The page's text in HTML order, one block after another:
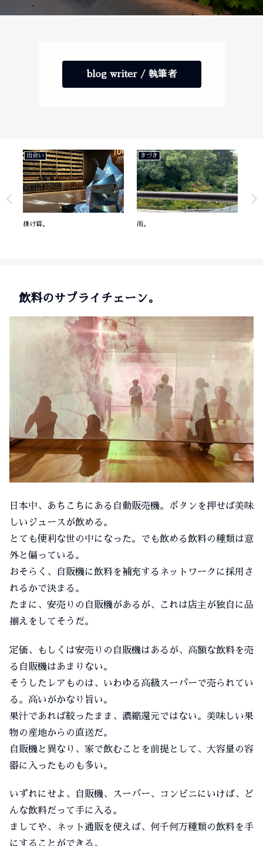
blog writer / 執筆者
出会い
掛け算。
きづき
雨。
飲料のサプライチェーン。
日本中、あちこちにある自動販売機。ボタンを押せば美味
しいジュースが飲める。
とても便利な世の中になった。でも飲める飲料の種類は意
外と偏っている。
おそらく、自販機に飲料を補充するネットワークに採用さ
れるかで決まる。
たまに、安売りの自販機があるが、これは店主が独自に品
揃えをしてそうだ。
定価、もしくは安売りの自販機はあるが、高額な飲料を売
る自販機はあまりない。
そうしたレアものは、いわゆる高級スーパーで売られてい
る。高いがかなり旨い。
果汁であれば絞ったまま、濃縮還元ではない。美味しい果
物の産地からの直送だ。
自販機と異なり、家で飲むことを前提として、大容量の容
器に入ったものも多い。
いずれにせよ、自販機、スーパー、コンビニにいけば、ど
んな飲料だって手に入る。
ましてや、ネット通販を使えば、何千何万種類の飲料を手
にすることができる。